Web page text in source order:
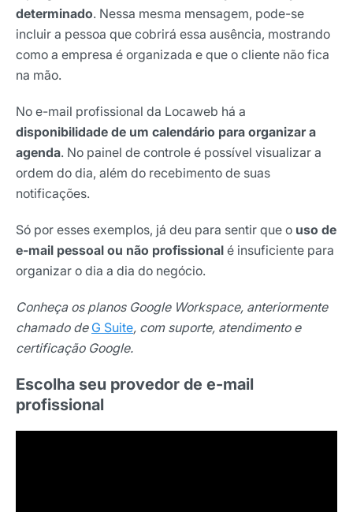
determinado. Nessa mesma mensagem, pode-se
incluir a pessoa que cobrirá essa ausência, mostrando
como a empresa é organizada e que o cliente não fica
na mão.
No e-mail profissional da Locaweb há a
disponibilidade de um calendário para organizar a
agenda. No painel de controle é possível visualizar a
ordem do dia, além do recebimento de suas
notificações.
Só por esses exemplos, já deu para sentir que o uso de
e-mail pessoal ou não profissional é insuficiente para
organizar o dia a dia do negócio.
Conheça os planos Google Workspace, anteriormente
chamado de G Suite, com suporte, atendimento e
certificação Google.
Escolha seu provedor de e-mail
profissional
Tendências e materiais exclusivos do mercado
digital que valem a leitura.
Nome
E-mail
Selecione sua área de atuação